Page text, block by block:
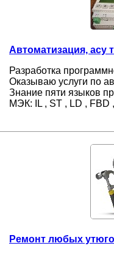
Автоматизация, асу
Разработка
Оказываю услуги по
Знание пяти языков
МЭК: IL , ST , LD , FBD
Ремонт любых